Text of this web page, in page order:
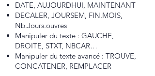
DATE, AUJOURDHUI, MAINTENANT
DECALER, JOURSEM, FIN.MOIS,
Nb.Jours.ouvres
Manipuler du texte : GAUCHE,
DROITE, STXT, NBCAR…
Manipuler du texte avancé : TROUVE,
CONCATENER, REMPLACER